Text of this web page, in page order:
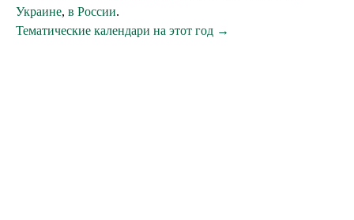
Украине, в России.
Тематические календари на этот год →